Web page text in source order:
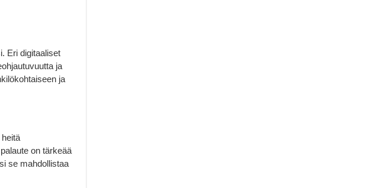
Eri digitaaliset
ja
ja
on tärkeää
se mahdollistaa